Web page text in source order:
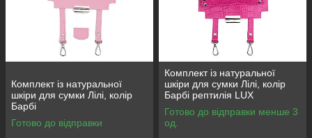
Комплект із натуральної
шкіри для сумки Лілі, колір
Барбі
Готово до відправки
Комплект із натуральної
шкіри для сумки Лілі, колір
Барбі рептилія LUX
Готово до відправки менше 3
од.